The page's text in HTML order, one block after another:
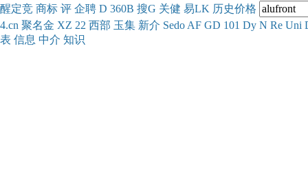
醒定竞 商标 评 企聘 D 360B 搜G 关健 易LK 历史价格
4.cn 聚名金 XZ 22 西部 玉集 新介 Sedo AF GD 101 Dy N Re Uni
表 信息 中介 知识